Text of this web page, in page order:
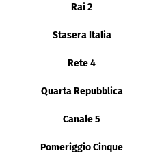
Rai 2
Stasera Italia
Rete 4
Quarta Repubblica
Canale 5
Pomeriggio Cinque